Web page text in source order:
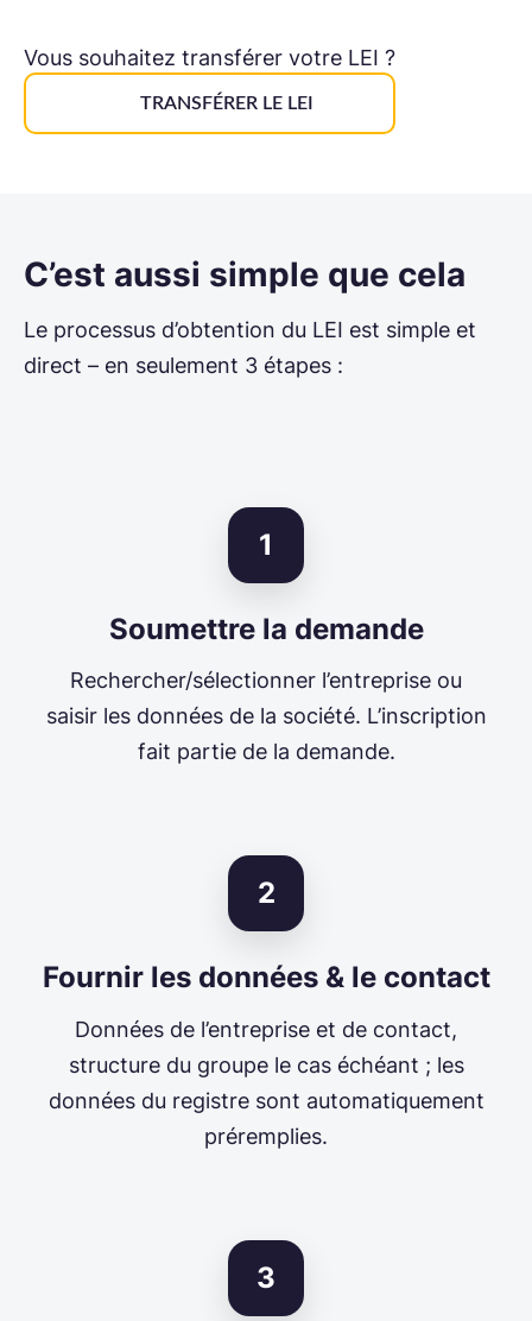
Vous souhaitez trans­férer votre LEI ?
TRANS­FÉ­RER LE LEI
C’est aussi simple que cela
Le processus d’obtention du LEI est simple et
direct – en seulement 3 étapes :
1
Soumettre la demande
Rechercher/sélectionner l’entreprise ou
saisir les données de la société. L’inscription
fait partie de la demande.
2
Fournir les données & le contact
Données de l’entreprise et de contact,
structure du groupe le cas échéant ; les
données du registre sont automatiquement
préremplies.
3